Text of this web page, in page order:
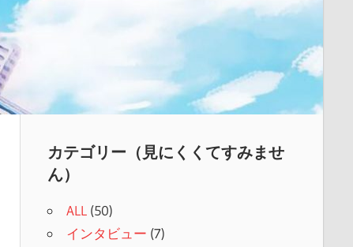
カテゴリー（見にくくてすみませ
ん）
ALL(50)
インタビュー (7)